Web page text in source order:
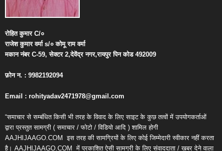
रोहित कुमारC/०
राजेश कुमार वर्माs/० कोमू राम वर्मा
मकान नंबरC-59,सेक्टर2,देवेंद्र नगर,रायपुर पिन कोड492009
फ़ोन न. : 9982192094
Email : rohityadav2471978@gmail.com
“समाचार से सम्बंधित किसी भी तरह के विवाद के लिए साइट के कुछ तत्वों में उपयोगकर्ताओं
द्वारा प्रस्तुत सामग्री ( समाचार / फोटो / विडियो आदि ) शामिल होगी
AAJHIJAAGO.COM इस तरह की सामग्रियों के लिए कोई जिम्मेदारी स्वीकार नहीं करता
है। AAJHIJAAGO.COM में प्रकाशित ऐसी सामग्री के लिए संवाददाता / खबर देने वाला